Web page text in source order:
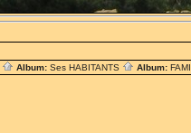
Album: Ses HABITANTS Album: